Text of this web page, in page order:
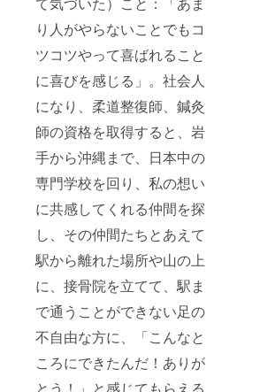
り人がやらないことでもコ
ツコツやって喜ばれること
に喜びを感じる」。社会人
になり、柔道整復師、鍼灸
師の資格を取得すると、岩
手から沖縄まで、日本中の
専門学校を回り、私の想い
に共感してくれる仲間を探
し、その仲間たちとあえて
駅から離れた場所や山の上
に、接骨院を立てて、駅ま
で通うことができない足の
不自由な方に、「こんなと
ころにできたんだ！ありが